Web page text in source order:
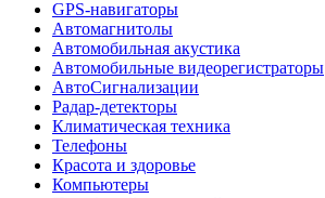
GPS-навигаторы
Автомагнитолы
Автомобильная акустика
Автомобильные видеорегистраторы
АвтоСигнализации
Радар-детекторы
Климатическая техника
Телефоны
Красота и здоровье
Компьютеры